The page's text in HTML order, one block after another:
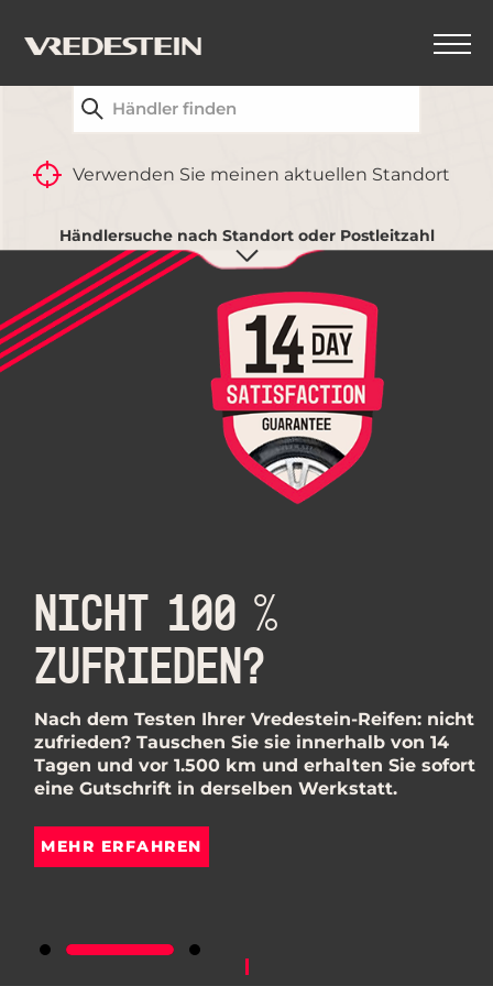
VREDESTEIN-HÄNDLER
Verwenden Sie meinen aktuellen Standort
Händlersuche nach Standort oder Postleitzahl
ZURÜCK
NICHT 100 %
ZUFRIEDEN?
Nach dem Testen Ihrer Vredestein-Reifen: nicht
zufrieden? Tauschen Sie sie innerhalb von 14
Tagen und vor 1.500 km und erhalten Sie sofort
eine Gutschrift in derselben Werkstatt.
MEHR ERFAHREN